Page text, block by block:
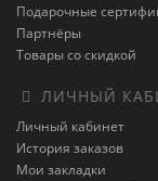
Подарочные
Партнёры
Товары со скидкой
ЛИЧНЫЙ
Личный кабинет
История заказов
Мои закладки